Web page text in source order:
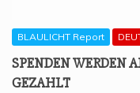
BLAULICHT Report
SPEN­DEN WER­DEN
GEZAHLT